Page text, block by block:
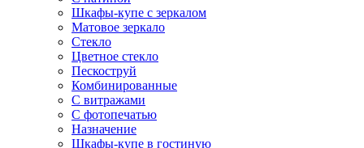
Шкафы-купе с зеркалом
Матовое зеркало
Стекло
Цветное стекло
Пескоструй
Комбинированные
С витражами
С фотопечатью
Назначение
Шкафы-купе в гостиную